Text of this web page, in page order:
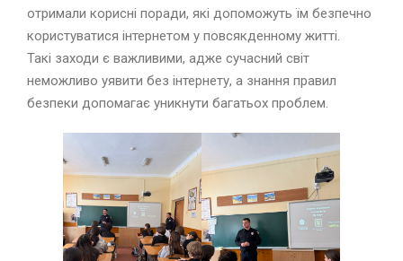
отримали корисні поради, які допоможуть їм безпечно
користуватися інтернетом у повсякденному житті.
Такі заходи є важливими, адже сучасний світ
неможливо уявити без інтернету, а знання правил
безпеки допомагає уникнути багатьох проблем.